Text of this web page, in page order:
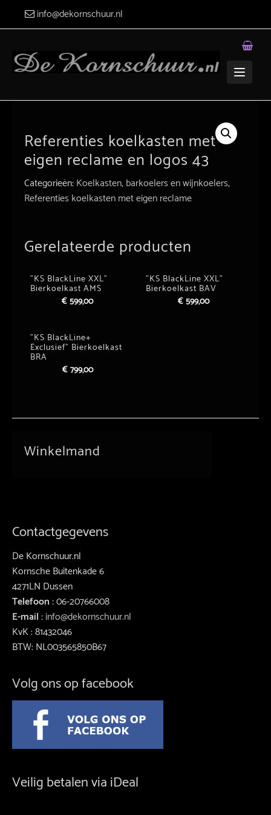
info@dekornschuur.nl
Referenties koelkasten met
eigen reclame en logos 43
Categorieën: Koelkasten, barkoelers en wijnkoelers,
Referenties koelkasten met eigen reclame
Gerelateerde producten
”KS BlackLine XXL”
Bierkoelkast AMS
€599,00
”KS BlackLine XXL”
Bierkoelkast BAV
€599,00
”KS BlackLine+
Exclusief” Bierkoelkast
BRA
€799,00
Winkelmand
Contactgegevens
De Kornschuur.nl
Kornsche Buitenkade 6
4271LN Dussen
Telefoon :06-20766008
E-mail :info@dekornschuur.nl
KvK : 81432046
BTW: NL003565850B67
Volg ons op facebook
Veilig betalen via iDeal